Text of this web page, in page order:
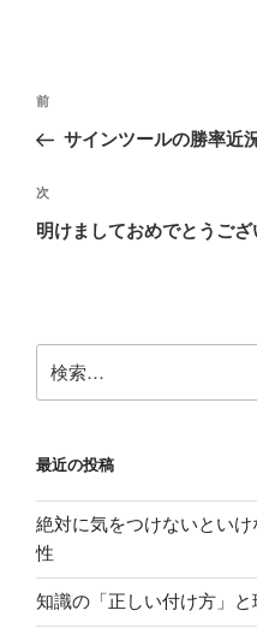
投
ナ
ビ
ゲ
ン
前
の
稿
前
サインツールの勝率近
次
の
次
明けましておめでとうござ
索:
最近の投稿
絶対に気をつけないとい
性
知識の「正しい付け方」と